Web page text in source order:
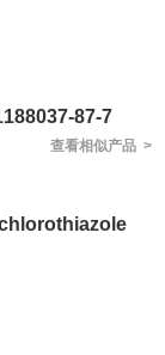
87-7
查看相似产品 >
;500Mg